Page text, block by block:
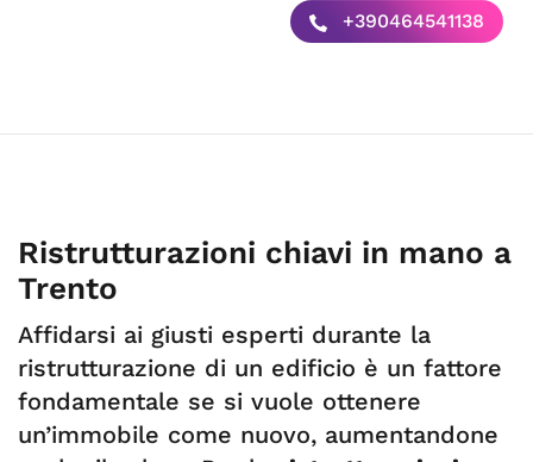
+390464541138
Ristrutturazioni chiavi in mano a
Trento
Affidarsi ai giusti esperti durante la
ristrutturazione di un edificio è un fattore
fondamentale se si vuole ottenere
un’immobile come nuovo, aumentandone